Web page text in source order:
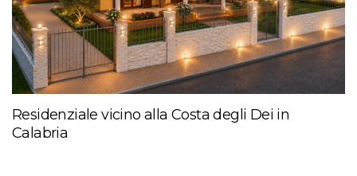
Residenziale vicino alla Costa degli Dei in
Calabria